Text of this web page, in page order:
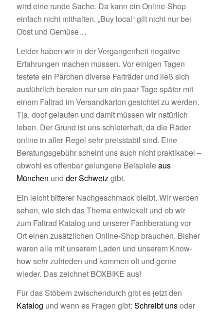
wird eine runde Sache. Da kann ein Online-Shop
einfach nicht mithalten. „Buy local“ gilt nicht nur bei
Obst und Gemüse…
Leider haben wir in der Vergangenheit negative
Erfahrungen machen müssen. Vor einigen Tagen
testete ein Pärchen diverse Falträder und ließ sich
ausführlich beraten nur um ein paar Tage später mit
einem Faltrad im Versandkarton gesichtet zu werden.
Tja, doof gelaufen und damit müssen wir natürlich
leben. Der Grund ist uns schleierhaft, da die Räder
online in aller Regel sehr preisstabil sind. Eine
Beratungsgebühr scheint uns auch nicht praktikabel –
obwohl es offenbar gelungene Beispieleaus
München und der Schweizgibt.
Ein leicht bitterer Nachgeschmack bleibt. Wir werden
sehen, wie sich das Thema entwickelt und ob wir
zum Faltrad Katalog und unserer Fachberatung vor
Ort einen zusätzlichen Online-Shop brauchen. Bisher
waren alle mit unserem Laden und unserem Know-
how sehr zufrieden und kommen oft und gerne
wieder. Das zeichnet BOXBIKE aus!
Für das Stöbern zwischendurch gibt es jetzt den
Katalog und wenn es Fragen gibt: Schreibt unsoder